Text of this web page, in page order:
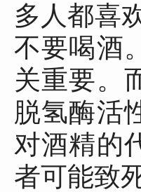
多人都喜
不要喝酒
关重要。
脱氢酶活
对酒精的
者可能致死